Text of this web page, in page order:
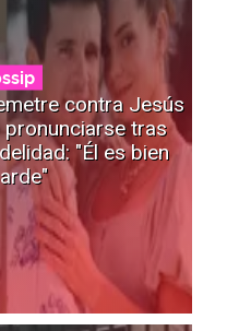
contra Jesús
tras
"Él es bien